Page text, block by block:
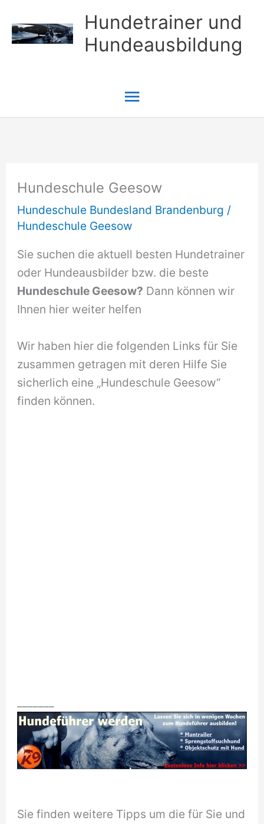
Inhalt
springen
Hundetrainer und
Hundeausbildung
Hauptmenü
Hundeschule Geesow
Hundeschule Bundesland Brandenburg /
Hundeschule Geesow
Sie suchen die aktuell besten Hundetrainer
oder Hundeausbilder bzw. die beste
Hundeschule Geesow? Dann können wir
Ihnen hier weiter helfen
Wir haben hier die folgenden Links für Sie
zusammen getragen mit deren Hilfe Sie
sicherlich eine „Hundeschule Geesow“
finden können.
Sie finden weitere Tipps um die für Sie und